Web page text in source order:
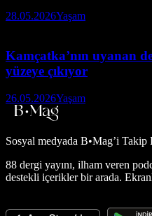
28.05.2026Yaşam
Kamçatka’nın uyanan
yüzeye çıkıyor
26.05.2026Yaşam
Sosyal medyada B•Mag’i Takip
88 dergi yayını, ilham veren
destekli içerikler bir arada.